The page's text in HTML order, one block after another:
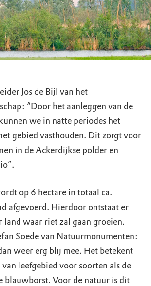
Jos de Bijl van het
“Door het aanleggen van de
we in natte periodes het
gebied vasthouden. Dit zorgt voor
in de Ackerdijkse polder en
op 6 hectare in totaal ca.
afgevoerd. Hierdoor ontstaat er
land waar riet zal gaan groeien.
Soede van Natuurmonumenten:
weer erg blij mee. Het betekent
leefgebied voor soorten als de
blauwborst. Voor de natuur is dit